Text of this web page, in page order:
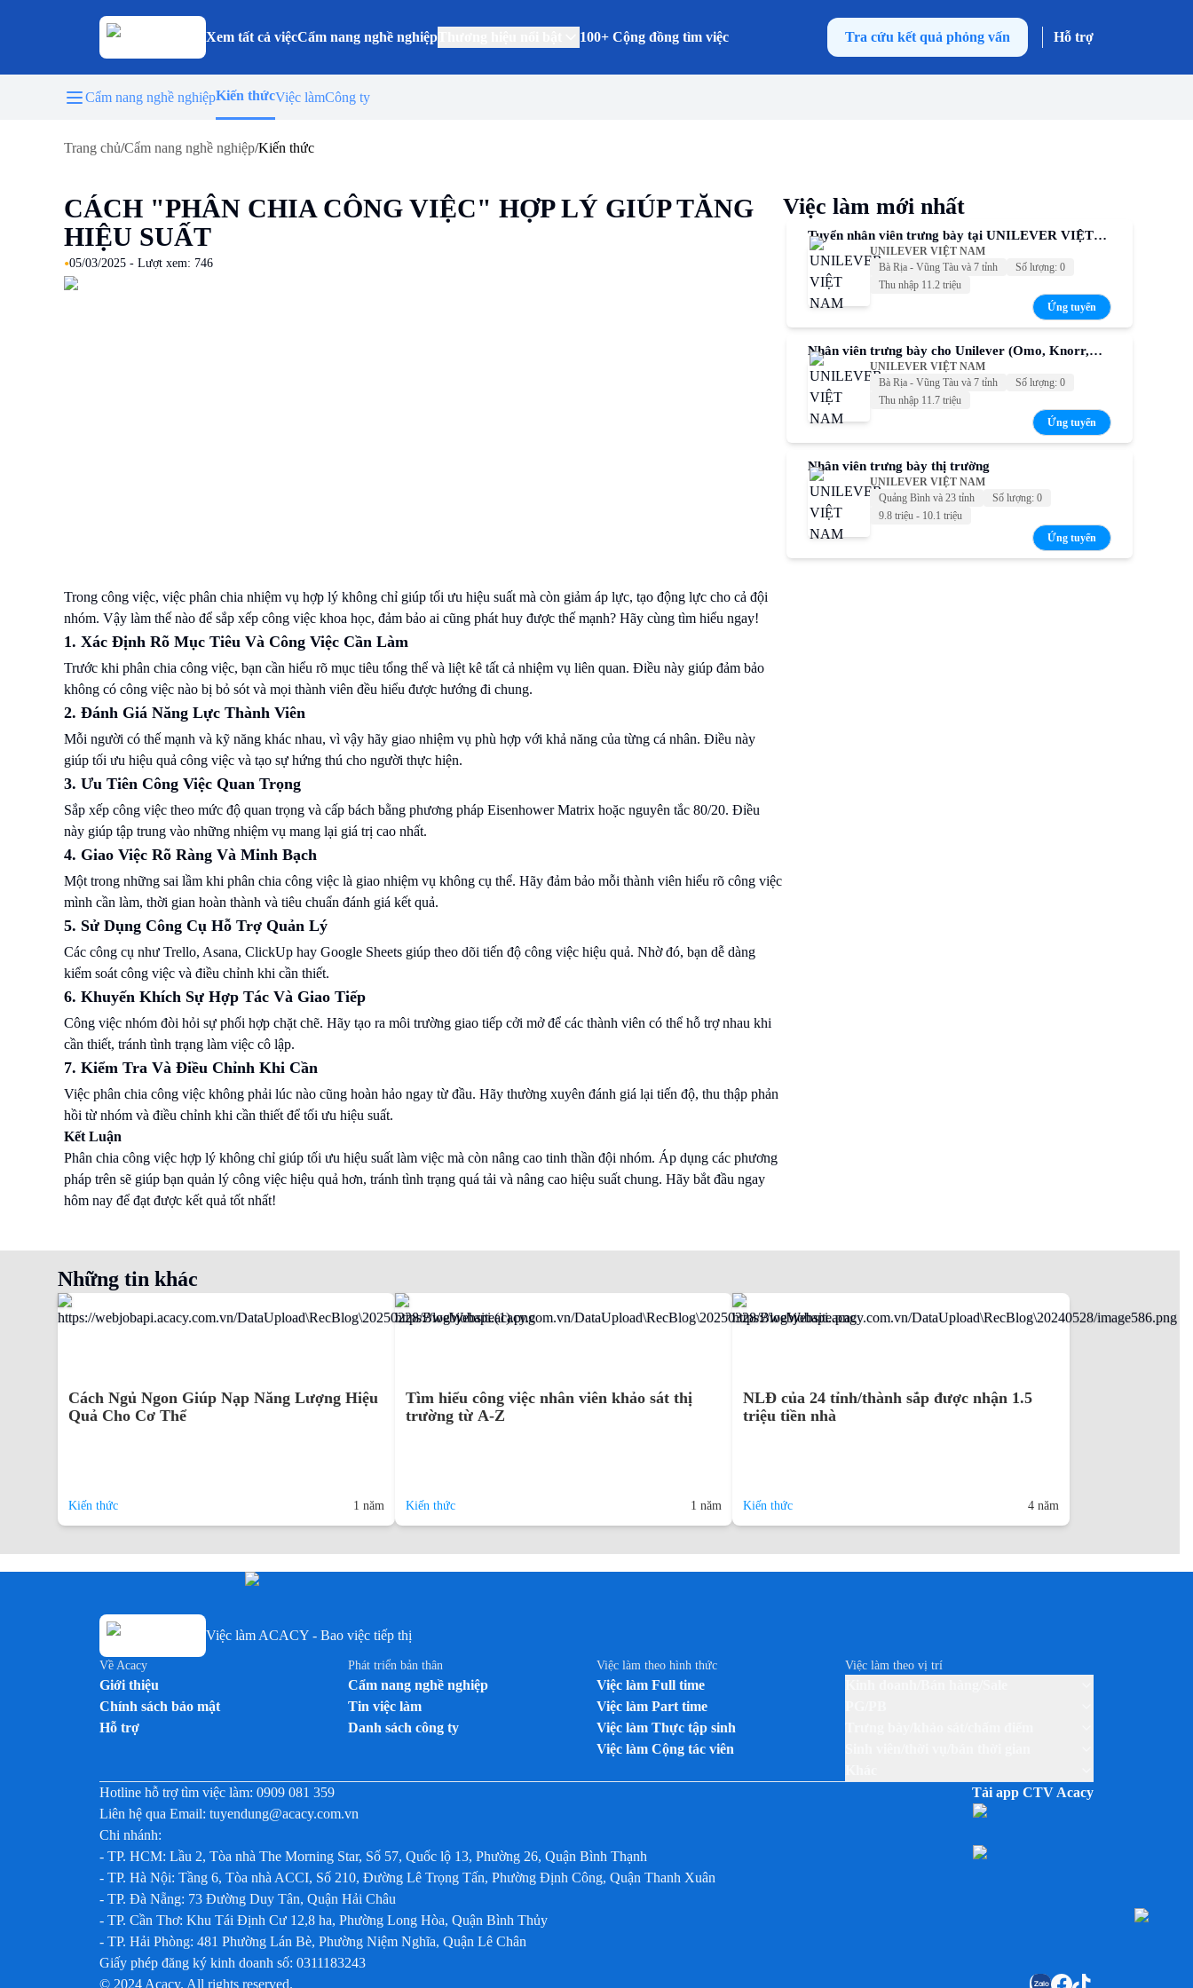
Xem tất cả việcCẩm nang nghề nghiệp 100+ Cộng đồng tìm việc Tra cứu kết quả phỏng vấn Hỗ trợ
Cẩm nang nghề nghiệpKiến thứcViệc làmCông ty
Trang chủ/Cẩm nang nghề nghiệp/Kiến thức
CÁCH "PHÂN CHIA CÔNG VIỆC" HỢP LÝ GIÚP TĂNG
HIỆU SUẤT
•05/03/2025 - Lượt xem: 746
Trong công việc, việc phân chia nhiệm vụ hợp lý không chỉ giúp tối ưu hiệu suất mà còn giảm áp lực, tạo động lực cho cả đội
nhóm. Vậy làm thế nào để sắp xếp công việc khoa học, đảm bảo ai cũng phát huy được thế mạnh? Hãy cùng tìm hiểu ngay!
1. Xác Định Rõ Mục Tiêu Và Công Việc Cần Làm
Trước khi phân chia công việc, bạn cần hiểu rõ mục tiêu tổng thể và liệt kê tất cả nhiệm vụ liên quan. Điều này giúp đảm bảo
không có công việc nào bị bỏ sót và mọi thành viên đều hiểu được hướng đi chung.
2. Đánh Giá Năng Lực Thành Viên
Mỗi người có thế mạnh và kỹ năng khác nhau, vì vậy hãy giao nhiệm vụ phù hợp với khả năng của từng cá nhân. Điều này
giúp tối ưu hiệu quả công việc và tạo sự hứng thú cho người thực hiện.
3. Ưu Tiên Công Việc Quan Trọng
Sắp xếp công việc theo mức độ quan trọng và cấp bách bằng phương pháp Eisenhower Matrix hoặc nguyên tắc 80/20. Điều
này giúp tập trung vào những nhiệm vụ mang lại giá trị cao nhất.
4. Giao Việc Rõ Ràng Và Minh Bạch
Một trong những sai lầm khi phân chia công việc là giao nhiệm vụ không cụ thể. Hãy đảm bảo mỗi thành viên hiểu rõ công việc
mình cần làm, thời gian hoàn thành và tiêu chuẩn đánh giá kết quả.
5. Sử Dụng Công Cụ Hỗ Trợ Quản Lý
Các công cụ như Trello, Asana, ClickUp hay Google Sheets giúp theo dõi tiến độ công việc hiệu quả. Nhờ đó, bạn dễ dàng
kiểm soát công việc và điều chỉnh khi cần thiết.
6. Khuyến Khích Sự Hợp Tác Và Giao Tiếp
Công việc nhóm đòi hỏi sự phối hợp chặt chẽ. Hãy tạo ra môi trường giao tiếp cởi mở để các thành viên có thể hỗ trợ nhau khi
cần thiết, tránh tình trạng làm việc cô lập.
7. Kiểm Tra Và Điều Chỉnh Khi Cần
Việc phân chia công việc không phải lúc nào cũng hoàn hảo ngay từ đầu. Hãy thường xuyên đánh giá lại tiến độ, thu thập phản
hồi từ nhóm và điều chỉnh khi cần thiết để tối ưu hiệu suất.
Kết Luận
Phân chia công việc hợp lý không chỉ giúp tối ưu hiệu suất làm việc mà còn nâng cao tinh thần đội nhóm. Áp dụng các phương
pháp trên sẽ giúp bạn quản lý công việc hiệu quả hơn, tránh tình trạng quá tải và nâng cao hiệu suất chung. Hãy bắt đầu ngay
hôm nay để đạt được kết quả tốt nhất!
Việc làm mới nhất
Tuyển nhân viên trưng bày tại UNILEVER VIỆT
NAM – Thu nhập cạnh tranh
UNILEVER VIỆT NAM
Bà Rịa - Vũng Tàu và 7 tỉnh
Số lượng: 0
Thu nhập 11.2 triệu
Ứng tuyển
Nhân viên trưng bày cho Unilever (Omo, Knorr,
Comfort, Sunsilk, P/S,...)
UNILEVER VIỆT NAM
Bà Rịa - Vũng Tàu và 7 tỉnh
Số lượng: 0
Thu nhập 11.7 triệu
Ứng tuyển
Nhân viên trưng bày thị trường
UNILEVER VIỆT NAM
Quảng Bình và 23 tỉnh
Số lượng: 0
9.8 triệu - 10.1 triệu
Ứng tuyển
Những tin khác
Cách Ngủ Ngon Giúp Nạp Năng Lượng Hiệu
Quả Cho Cơ Thể
Kiến thức 1 năm
Tìm hiểu công việc nhân viên khảo sát thị
trường từ A-Z
Kiến thức 1 năm
NLĐ của 24 tỉnh/thành sắp được nhận 1.5
triệu tiền nhà
Kiến thức 4 năm
Việc làm ACACY - Bao việc tiếp thị
Về Acacy
Giới thiệu
Chính sách bảo mật
Hỗ trợ
Phát triển bản thân
Cẩm nang nghề nghiệp
Tin việc làm
Danh sách công ty
Việc làm theo hình thức
Việc làm Full time
Việc làm Part time
Việc làm Thực tập sinh
Việc làm Cộng tác viên
Việc làm theo vị trí
Hotline hỗ trợ tìm việc làm: 0909 081 359
Liên hệ qua Email: tuyendung@acacy.com.vn
Chi nhánh:
- TP. HCM: Lầu 2, Tòa nhà The Morning Star, Số 57, Quốc lộ 13, Phường 26, Quận Bình Thạnh
- TP. Hà Nội: Tầng 6, Tòa nhà ACCI, Số 210, Đường Lê Trọng Tấn, Phường Định Công, Quận Thanh Xuân
- TP. Đà Nẵng: 73 Đường Duy Tân, Quận Hải Châu
- TP. Cần Thơ: Khu Tái Định Cư 12,8 ha, Phường Long Hòa, Quận Bình Thủy
- TP. Hải Phòng: 481 Phường Lán Bè, Phường Niệm Nghĩa, Quận Lê Chân
Giấy phép đăng ký kinh doanh số: 0311183243
Tải app CTV Acacy
© 2024 Acacy. All rights reserved.